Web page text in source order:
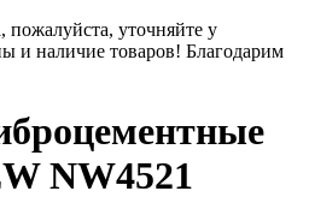
пожалуйста, уточняйте у
и наличие товаров! Благодарим
NW4521